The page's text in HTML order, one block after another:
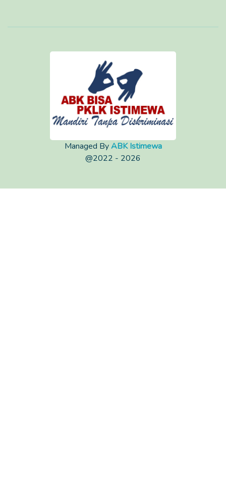
Managed ByABK Istimewa
@2022 - 2026